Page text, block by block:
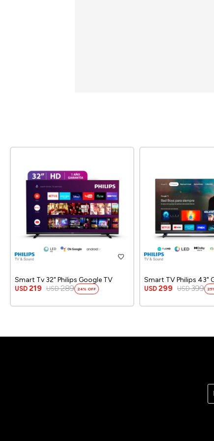
Smart Tv 32" Philips Google TV
USD 219 USD 289 24
Smart TV Philips 43"
USD 299 USD 399 25